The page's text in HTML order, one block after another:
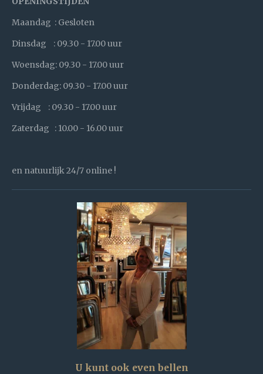
o
k
Maandag : Gesloten
Dinsdag : 09.30 - 17.00 uur
Woensdag: 09.30 - 17.00 uur
Donderdag: 09.30 - 17.00 uur
Vrijdag : 09.30 - 17.00 uur
Zaterdag : 10.00 - 16.00 uur
en natuurlijk 24/7 online !
U kunt ook even bellen